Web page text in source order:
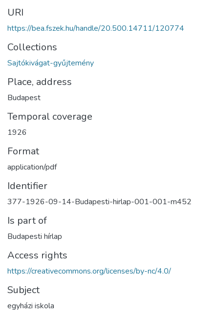
URI
https://bea.fszek.hu/handle/20.500.14711/120774
Collections
Sajtókivágat-gyűjtemény
Place, address
Budapest
Temporal coverage
1926
Format
application/pdf
Identifier
377-1926-09-14-Budapesti-hirlap-001-001-m452
Is part of
Budapesti hírlap
Access rights
https://creativecommons.org/licenses/by-nc/4.0/
Subject
egyházi iskola